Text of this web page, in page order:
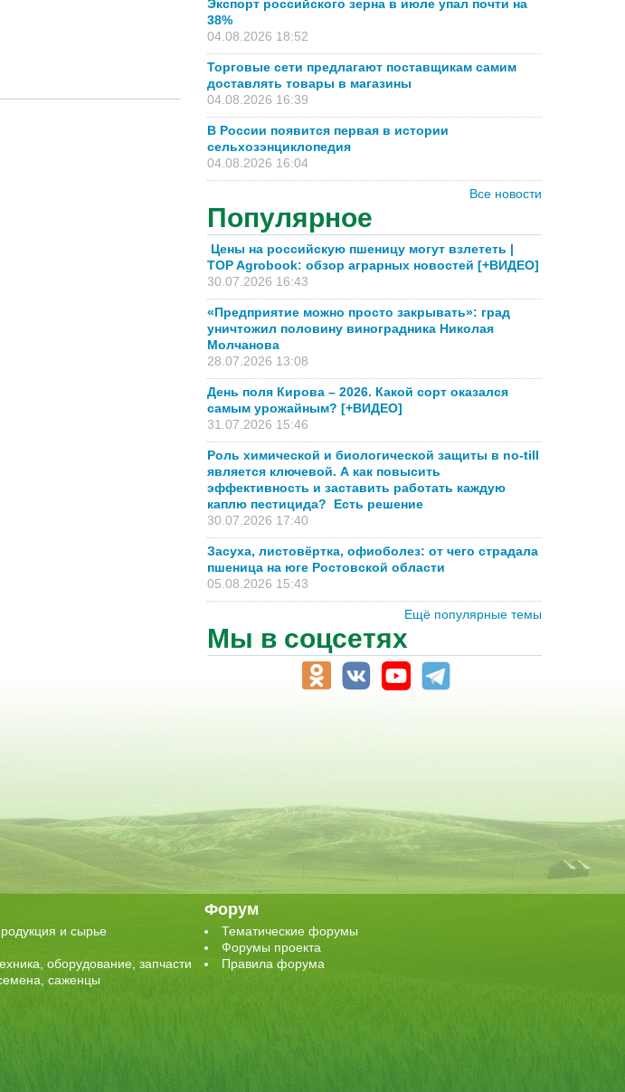
Экспорт российского зерна в июле упал почти на
38%
04.08.2026 18:52
Торговые сети предлагают поставщикам самим
доставлять товары в магазины
04.08.2026 16:39
В России появится первая в истории
сельхозэнциклопедия
04.08.2026 16:04
Все новости
Популярное
Цены на российскую пшеницу могут взлететь |
TOP Agrobook: обзор аграрных новостей [+ВИДЕО]
30.07.2026 16:43
«Предприятие можно просто закрывать»: град
уничтожил половину виноградника Николая
Молчанова
28.07.2026 13:08
День поля Кирова – 2026. Какой сорт оказался
самым урожайным? [+ВИДЕО]
31.07.2026 15:46
Роль химической и биологической защиты в no-till
является ключевой. А как повысить
эффективность и заставить работать каждую
каплю пестицида? Есть решение
30.07.2026 17:40
Засуха, листовёртка, офиоболез: от чего страдала
пшеница на юге Ростовской области
05.08.2026 15:43
Ещё популярные темы
Мы в соцсетях
и сырье
оборудование, запчасти
саженцы
Форум
Тематические форумы
Форумы проекта
Правила форума